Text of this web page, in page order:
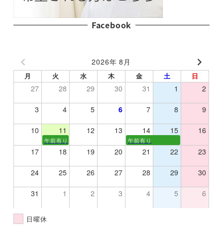
Facebook
2026年 8月
月 火 水 木 金 土 日
27 28 29 30 31 1 2
3 4 5 6 7 8 9
10 11 12 13 14 15 16
午前有り 午前有り
17 18 19 20 21 22 23
24 25 26 27 28 29 30
31 1 2 3 4 5 6
日曜休